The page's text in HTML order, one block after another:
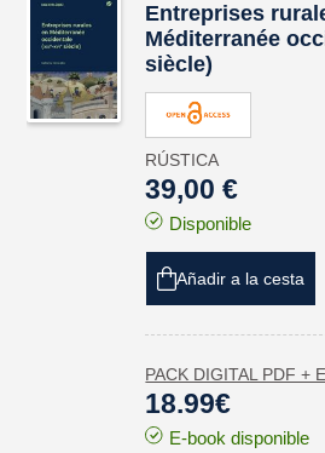
Entreprises
Méditerranée
siècle)
RÚSTICA
39,00 €
Disponible
Añadir a la cesta
PACK DIGITAL PDF +
18.99€
E-book disponible